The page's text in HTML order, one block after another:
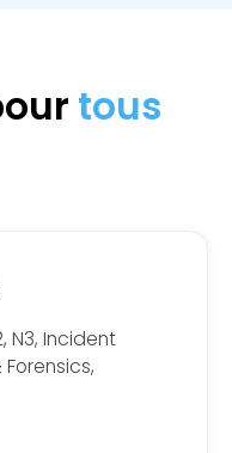
tous
N3, Incident